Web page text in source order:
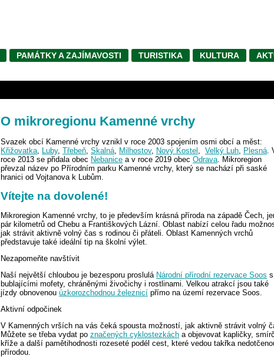
PAMÁTKY A ZAJÍMAVOSTI TURISTIKA KULTURA
O mikroregionu Kamenné vrchy
Svazek obcí Kamenné vrchy vznikl v roce 2003 spojením osmi obcí a měst:
Křižovatka, Luby, Třebeň, Skalná, Milhostov, Nový Kostel , Velký Luh, Plesná.
roce 2013 se přidala obec Nebanice a v roce 2019 obec Odrava. Mikroregion
převzal název po Přírodním parku Kamenné vrchy, který se nachází při saské
hranici od Vojtanova k Lubům.
Vítejte na dovolené!
Mikroregion Kamenné vrchy, to je především krásná příroda na západě Čech,
pár kilometrů od Chebu a Františkových Lázní. Oblast nabízí celou řadu
jak strávit aktivně volný čas s rodinou či přáteli. Oblast Kamenných vrchů
představuje také ideální tip na školní výlet.
Nezapomeňte navštívit
Naší největší chloubou je bezesporu proslulá Národní přírodní rezervace Soos s
bublajícími mofety, chráněnými živočichy i rostlinami. Velkou atrakcí jsou také
jízdy obnovenou úzkorozchodnou železnicí přímo na území rezervace Soos.
Aktivní odpočinek
V Kamenných vrších na vás čeká spousta možností, jak aktivně strávit volný
Můžete se třeba vydat po značených cyklostezkách a objevovat kapličky,
kříže a další pamětihodnosti rozeseté podél cest, které vedou takřka
přírodou.